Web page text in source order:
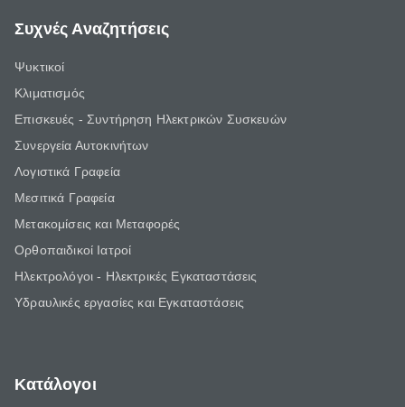
Συχνές Αναζητήσεις
Ψυκτικοί
Κλιματισμός
Επισκευές - Συντήρηση Ηλεκτρικών Συσκευών
Συνεργεία Αυτοκινήτων
Λογιστικά Γραφεία
Μεσιτικά Γραφεία
Μετακομίσεις και Μεταφορές
Ορθοπαιδικοί Ιατροί
Ηλεκτρολόγοι - Ηλεκτρικές Εγκαταστάσεις
Υδραυλικές εργασίες και Εγκαταστάσεις
Κατάλογοι